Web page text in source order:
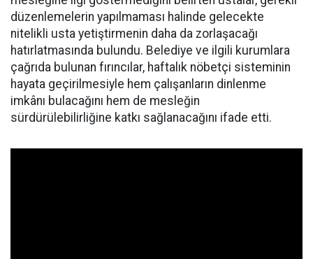
düzenlemelerin yapılmaması halinde gelecekte
nitelikli usta yetiştirmenin daha da zorlaşacağı
hatırlatmasında bulundu. Belediye ve ilgili kurumlara
çağrıda bulunan fırıncılar, haftalık nöbetçi sisteminin
hayata geçirilmesiyle hem çalışanların dinlenme
imkânı bulacağını hem de mesleğin
sürdürülebilirliğine katkı sağlanacağını ifade etti.